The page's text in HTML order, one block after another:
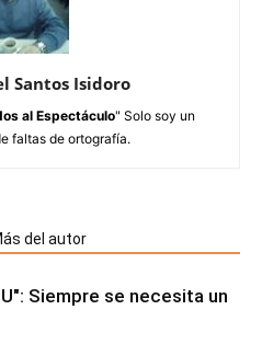
Santos Isidoro
al Espectáculo" Solo soy un
faltas de ortografía.
del autor
Siempre se necesita un